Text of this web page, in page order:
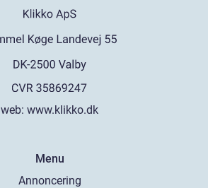
web: www.klikko.dk
Menu
Annoncering